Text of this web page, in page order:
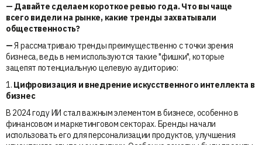
— Давайте сделаем короткое ревью года. Что вы чаще
всего видели на рынке, какие тренды захватывали
общественность?
—Я рассматриваю тренды преимущественно с точки зрения
бизнеса, ведь в нем используются такие "фишки", которые
зацепят потенциальную целевую аудиторию:
1. Цифровизация и внедрение искусственного интеллекта в
бизнес
В 2024 году ИИ стал важным элементом в бизнесе, особенно в
финансовом и маркетинговом секторах. Бренды начали
использовать его для персонализации продуктов, улучшения